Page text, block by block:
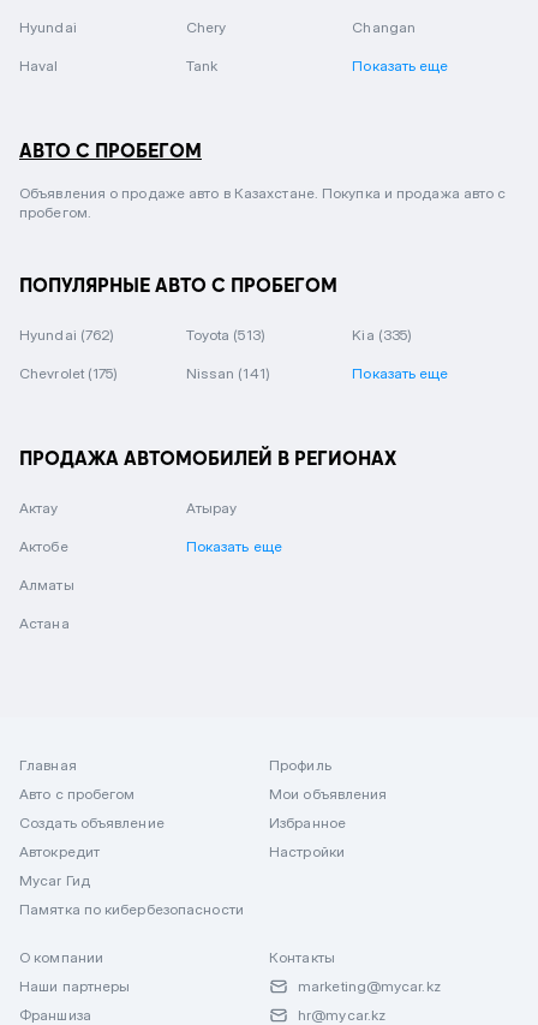
Hyundai Chery Changan
Haval Tank Показать еще
АВТО С ПРОБЕГОМ
Объявления о продаже авто в Казахстане. Покупка и продажа авто с
пробегом.
ПОПУЛЯРНЫЕ АВТО С ПРОБЕГОМ
Hyundai (762) Toyota (513) Kia (335)
Chevrolet (175) Nissan (141) Показать еще
ПРОДАЖА АВТОМОБИЛЕЙ В РЕГИОНАХ
Актау
Актобе
Алматы
Астана
Атырау
Показать еще
Главная
Авто с пробегом
Создать объявление
Автокредит
Mycar Гид
Памятка по кибербезопасности
Профиль
Мои объявления
Избранное
Настройки
О компании
Наши партнеры
Франшиза
Контакты
marketing@mycar.kz
hr@mycar.kz